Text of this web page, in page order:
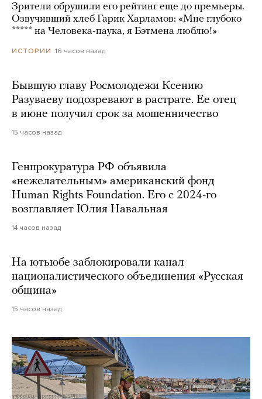
Зрители обрушили его рейтинг еще до премьеры.
Озвучивший хлеб Гарик Харламов: «Мне глубоко
***** на Человека-паука, я Бэтмена люблю!»
ИСТОРИИ 16 часов назад
Бывшую главу Росмолодежи Ксению
Разуваеву подозревают в растрате. Ее отец
в июне получил срок за мошенничество
15 часов назад
Генпрокуратура РФ объявила
«нежелательным» американский фонд
Human Rights Foundation. Его с 2024-го
возглавляет Юлия Навальная
14 часов назад
На ютьюбе заблокировали канал
националистического объединения «Русская
община»
15 часов назад